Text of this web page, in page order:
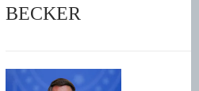
BECKER